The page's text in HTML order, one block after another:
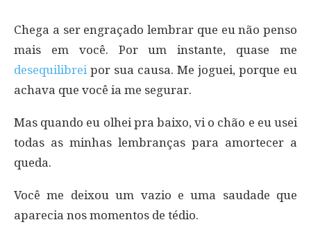
Chega a ser engraçado lembrar que eu não penso
mais em você. Por um instante, quase me
desequilibrei por sua causa. Me joguei, porque eu
achava que você ia me segurar.
Mas quando eu olhei pra baixo, vi o chão e eu usei
todas as minhas lembranças para amortecer a
queda.
Você me deixou um vazio e uma saudade que
aparecia nos momentos de tédio.